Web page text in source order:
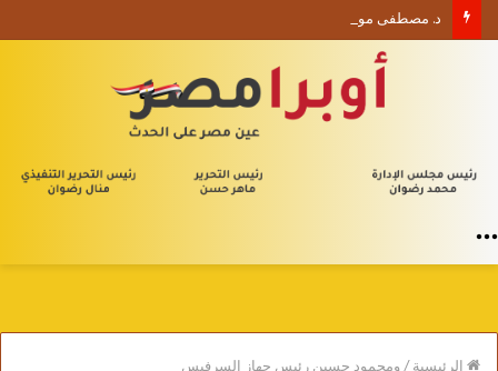
د. مصطفى موسى يكتب الأربعون الإدارية (1) من يلا إدارة